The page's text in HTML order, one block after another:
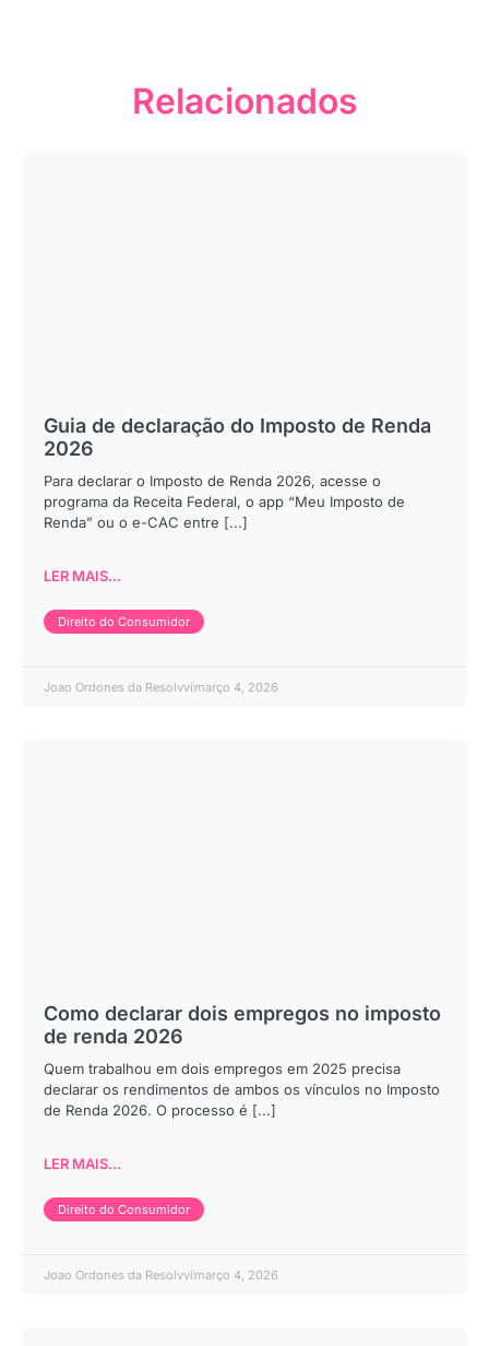
Relacionados
Guia de declaração do Imposto de Renda
2026
Para declarar o Imposto de Renda 2026, acesse o
programa da Receita Federal, o app “Meu Imposto de
Renda” ou o e-CAC entre [...]
LER MAIS...
Direito do Consumidor
Joao Ordones da Resolvvi março 4, 2026
Como declarar dois empregos no imposto
de renda 2026
Quem trabalhou em dois empregos em 2025 precisa
declarar os rendimentos de ambos os vínculos no Imposto
de Renda 2026. O processo é [...]
LER MAIS...
Direito do Consumidor
Joao Ordones da Resolvvi março 4, 2026